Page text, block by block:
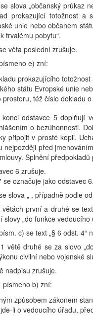
slova „občanský průkaz
prokazující totožnost
unie nebo občanem
trvalému pobytu“.
věta poslední zrušuje.
e) zní:
prokazujícího
státu Evropské unie
prostoru, též číslo dokladu
odstavce 5 doplňují
o bezúhonnosti.
připojit v prosté kopii.
nejpozději před
Splnění
6 zrušuje.
se označuje jako odstavec 6.
slova „ , případně podle
první a druhé se
slovy „do funkce vedoucího
c) se text „§ 6 odst. 4“
větě druhé se za slovo
civilní nebo vojenské
nadpisu zrušuje.
písmeno b) zní:
způsobem zákonem
li o vedoucího úřadu,